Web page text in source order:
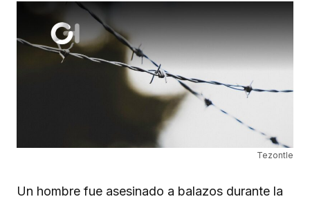
Tezontle
Un hombre fue asesinado a balazos durante la